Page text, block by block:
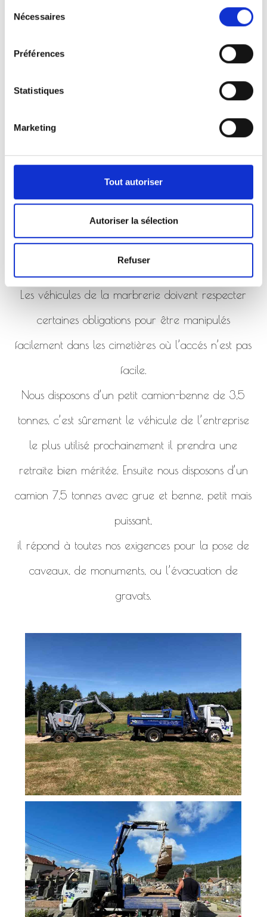
Nécessaires
Préférences
Statistiques
Marketing
Tout autoriser
Autoriser la sélection
Refuser
Pour répondre aux demandes de notre clientèle,
véhicules.
Que ça soit pour l’activité de pompes funèbres ou
Les véhicules de la marbrerie doivent respecter
certaines obligations pour être manipulés
facilement dans les cimetières où l’accés n’est pas
facile.
Nous disposons d’un petit camion-benne de 3,5
tonnes, c’est sûrement le véhicule de l’entreprise
le plus utilisé prochainement il prendra une
retraite bien méritée. Ensuite nous disposons d’un
camion 7,5 tonnes avec grue et benne, petit mais
puissant,
il répond à toutes nos exigences pour la pose de
caveaux, de monuments, ou l’évacuation de
gravats.